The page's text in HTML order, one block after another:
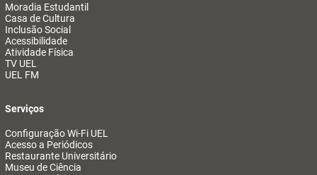
Moradia Estudantil
Casa de Cultura
Inclusão Social
Acessibilidade
Atividade Física
TV UEL
UEL FM
Serviços
Configuração Wi-Fi UEL
Acesso a Periódicos
Restaurante Universitário
Museu de Ciência